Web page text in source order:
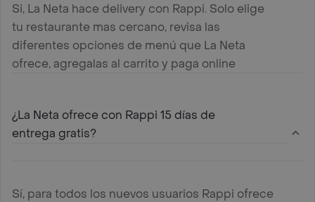
Si, La Neta hace delivery con Rappi. Solo elige
tu restaurante mas cercano, revisa las
diferentes opciones de menú que La Neta
ofrece, agregalas al carrito y paga online
¿La Neta ofrece con Rappi 15 días de
entrega gratis?
Sí, para todos los nuevos usuarios Rappi ofrece